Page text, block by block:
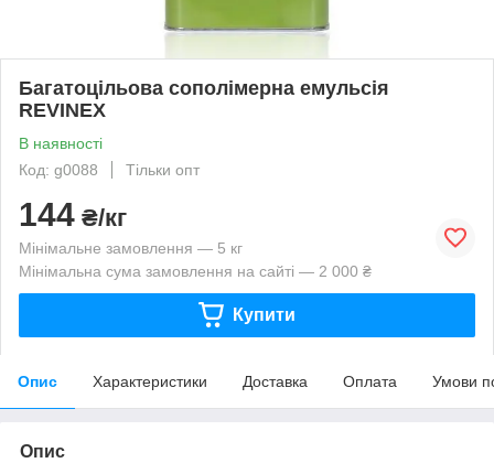
Багатоцільова сополімерна емульсія
REVINEX
В наявності
Код: g0088
Тільки опт
144 ₴/кг
Мінімальне замовлення — 5 кг
Мінімальна сума замовлення на сайті — 2 000 ₴
Купити
Опис Характеристики Доставка Оплата Умови
Опис